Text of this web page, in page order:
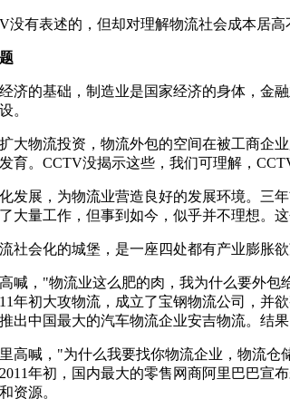
没有表述的，但却对理解物流社会成本居高
济的基础，制造业是国家经济的身体，金
。
大物流投资，物流外包的空间在被工商
育。CCTV没揭示这些，我们可理解，
发展，为物流业营造良好的发展环境。三
大量工作，但事到如今，似乎并不理想。
社会化的城堡，是一座四处都有产业膨胀欲
喊，"物流业这么肥的肉，我为什么要外
年初大攻物流，成立了宝钢物流公司，并
出中国最大的汽车物流企业安吉物流。结
高喊，"为什么我要找你物流企业，物流
年初，国内最大的零售网商阿里巴巴宣
资源。